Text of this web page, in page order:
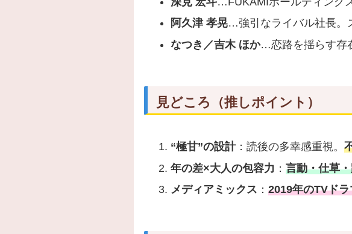
阿久津 孝晃…強引なライバル社長。
なつき／吉木 ほか…恋路を揺らす存
見どころ（推しポイント）
“極甘”の設計：読後の多幸感重視。
年の差×大人の包容力 ： 言動・仕草
メディアミックス ： 2019年のTVドラ